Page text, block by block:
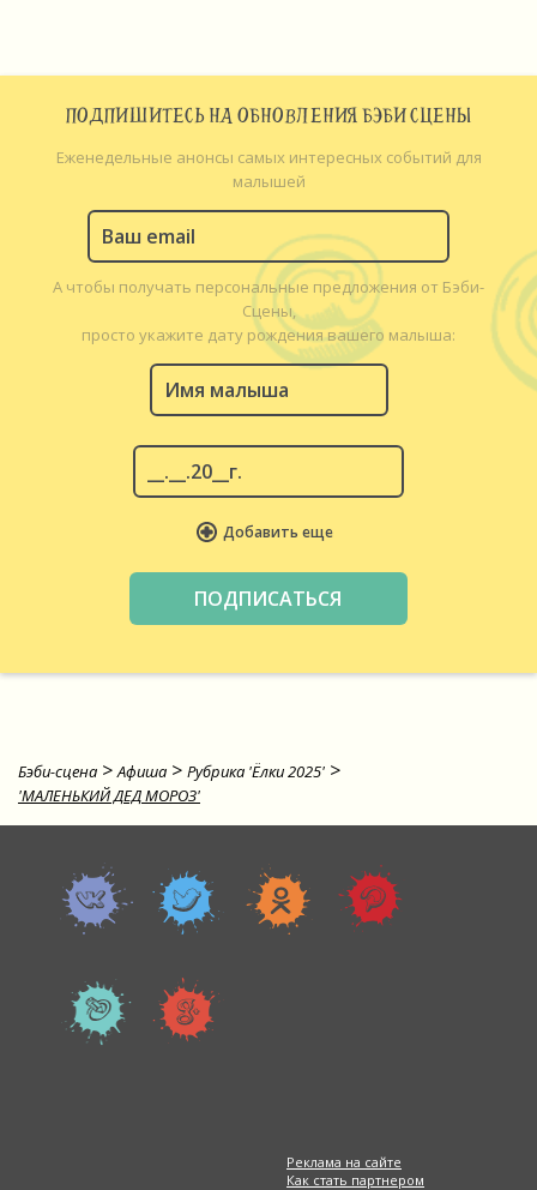
ПОДПИШИТЕСЬ НА ОБНОВЛЕНИЯ БЭБИ СЦЕНЫ
Еженедельные анонсы самых интересных событий для
малышей
А чтобы получать персональные предложения от Бэби-
Сцены,
просто укажите дату рождения вашего малыша:
Добавить еще
Бэби-сцена >Афиша > Рубрика 'Ёлки 2025' >
'МАЛЕНЬКИЙ ДЕД МОРОЗ'
Реклама на сайте
Как стать партнером